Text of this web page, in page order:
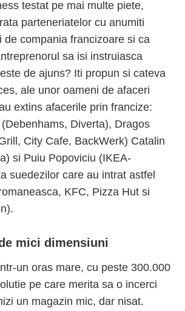
testat pe mai multe piete,
parteneriatelor cu anumiti
de compania francizoare si ca
sa isi instruiasca
de ajuns? Iti propun si cateva
ale unor oameni de afaceri
extins afacerile prin francize:
Diverta), Dragos
City Cafe, BackWerk) Catalin
si Puiu Popoviciu (IKEA-
suedezilor care au intrat astfel
KFC, Pizza Hut si
mici dimensiuni
un oras mare, cu peste 300.000
pe care merita sa o incerci
un magazin mic, dar nisat.